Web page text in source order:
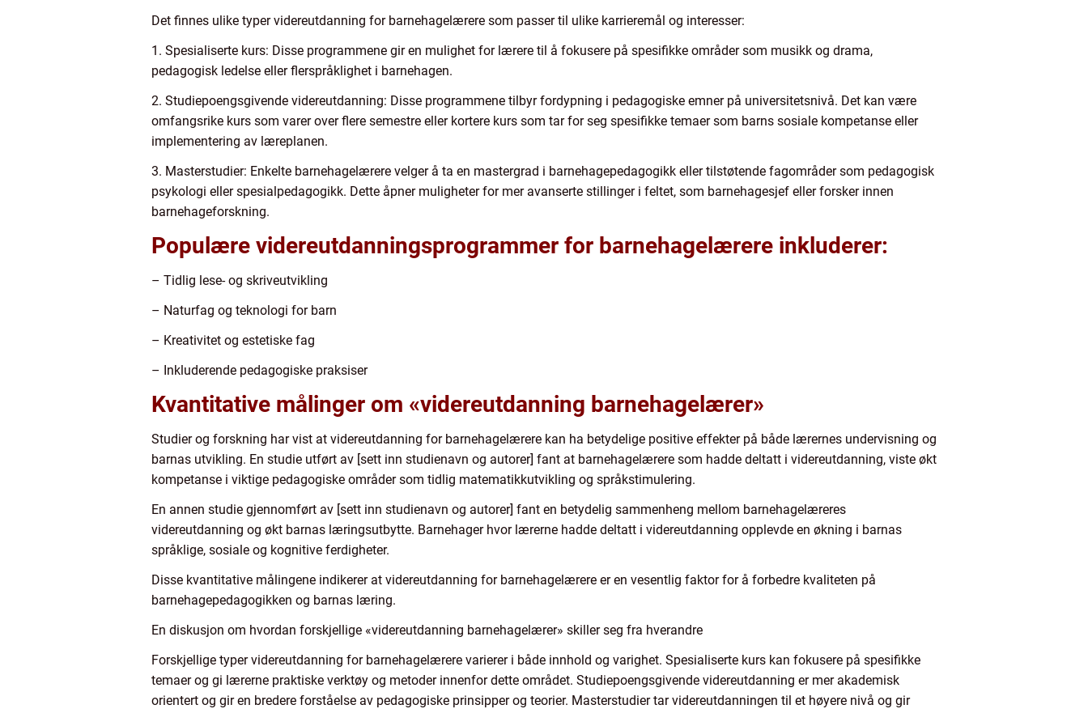
Det finnes ulike typer videreutdanning for barnehagelærere som passer til ulike karrieremål og interesser:
1. Spesialiserte kurs: Disse programmene gir en mulighet for lærere til å fokusere på spesifikke områder som musikk og drama,
pedagogisk ledelse eller flerspråklighet i barnehagen.
2. Studiepoengsgivende videreutdanning: Disse programmene tilbyr fordypning i pedagogiske emner på universitetsnivå. Det kan være
omfangsrike kurs som varer over flere semestre eller kortere kurs som tar for seg spesifikke temaer som barns sosiale kompetanse eller
implementering av læreplanen.
3. Masterstudier: Enkelte barnehagelærere velger å ta en mastergrad i barnehagepedagogikk eller tilstøtende fagområder som pedagogisk
psykologi eller spesialpedagogikk. Dette åpner muligheter for mer avanserte stillinger i feltet, som barnehagesjef eller forsker innen
barnehageforskning.
Populære videreutdanningsprogrammer for barnehagelærere inkluderer:
– Tidlig lese- og skriveutvikling
– Naturfag og teknologi for barn
– Kreativitet og estetiske fag
– Inkluderende pedagogiske praksiser
Kvantitative målinger om «videreutdanning barnehagelærer»
Studier og forskning har vist at videreutdanning for barnehagelærere kan ha betydelige positive effekter på både lærernes undervisning og
barnas utvikling. En studie utført av [sett inn studienavn og autorer] fant at barnehagelærere som hadde deltatt i videreutdanning, viste økt
kompetanse i viktige pedagogiske områder som tidlig matematikkutvikling og språkstimulering.
En annen studie gjennomført av [sett inn studienavn og autorer] fant en betydelig sammenheng mellom barnehagelæreres
videreutdanning og økt barnas læringsutbytte. Barnehager hvor lærerne hadde deltatt i videreutdanning opplevde en økning i barnas
språklige, sosiale og kognitive ferdigheter.
Disse kvantitative målingene indikerer at videreutdanning for barnehagelærere er en vesentlig faktor for å forbedre kvaliteten på
barnehagepedagogikken og barnas læring.
En diskusjon om hvordan forskjellige «videreutdanning barnehagelærer» skiller seg fra hverandre
Forskjellige typer videreutdanning for barnehagelærere varierer i både innhold og varighet. Spesialiserte kurs kan fokusere på spesifikke
temaer og gi lærerne praktiske verktøy og metoder innenfor dette området. Studiepoengsgivende videreutdanning er mer akademisk
orientert og gir en bredere forståelse av pedagogiske prinsipper og teorier. Masterstudier tar videreutdanningen til et høyere nivå og gir